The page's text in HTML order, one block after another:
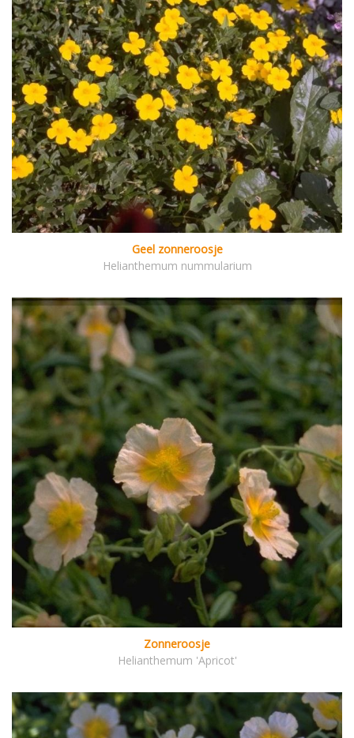
Geel zonneroosje
Helianthemum nummularium
Zonneroosje
Helianthemum 'Apricot'